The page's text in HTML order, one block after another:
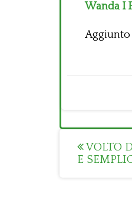
Wanda I
Post
VOLTO
E